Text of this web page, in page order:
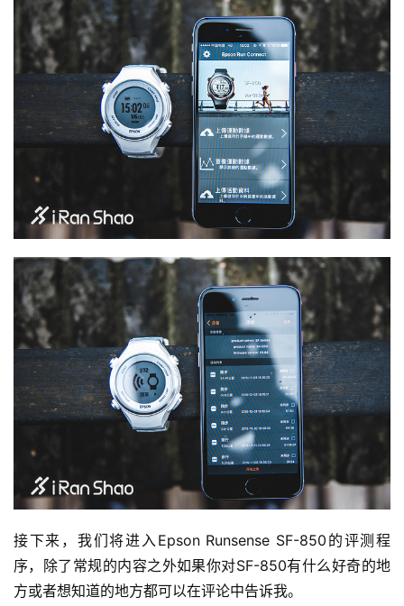
接下来，我们将进入Epson Runsense SF-850的评测程
序，除了常规的内容之外如果你对SF-850有什么好奇的地
方或者想知道的地方都可以在评论中告诉我。